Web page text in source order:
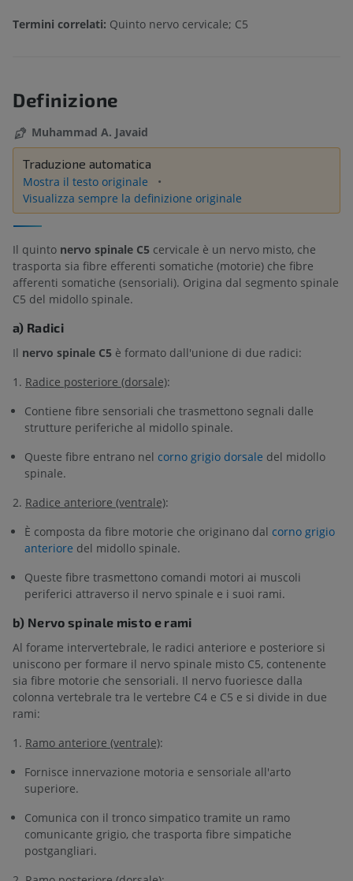
Termini correlati: Quinto nervo cervicale; C5
Definizione
Muhammad A. Javaid
Traduzione automatica
Mostra il testo originale
Visualizza sempre la definizione originale
Il quinto nervo spinale C5 cervicale è un nervo misto, che
trasporta sia fibre efferenti somatiche (motorie) che fibre
afferenti somatiche (sensoriali). Origina dal segmento spinale
C5 del midollo spinale.
a) Radici
Il nervo spinale C5 è formato dall'unione di due radici:
1. Radice posteriore (dorsale):
Contiene fibre sensoriali che trasmettono segnali dalle
strutture periferiche al midollo spinale.
Queste fibre entrano nel corno grigio dorsale del midollo
spinale.
2. Radice anteriore (ventrale):
È composta da fibre motorie che originano dal corno grigio
anteriore del midollo spinale.
Queste fibre trasmettono comandi motori ai muscoli
periferici attraverso il nervo spinale e i suoi rami.
b) Nervo spinale misto e rami
Al forame intervertebrale, le radici anteriore e posteriore si
uniscono per formare il nervo spinale misto C5, contenente
sia fibre motorie che sensoriali. Il nervo fuoriesce dalla
colonna vertebrale tra le vertebre C4 e C5 e si divide in due
rami:
1. Ramo anteriore (ventrale):
Fornisce innervazione motoria e sensoriale all'arto
superiore.
Comunica con il tronco simpatico tramite un ramo
comunicante grigio, che trasporta fibre simpatiche
postgangliari.